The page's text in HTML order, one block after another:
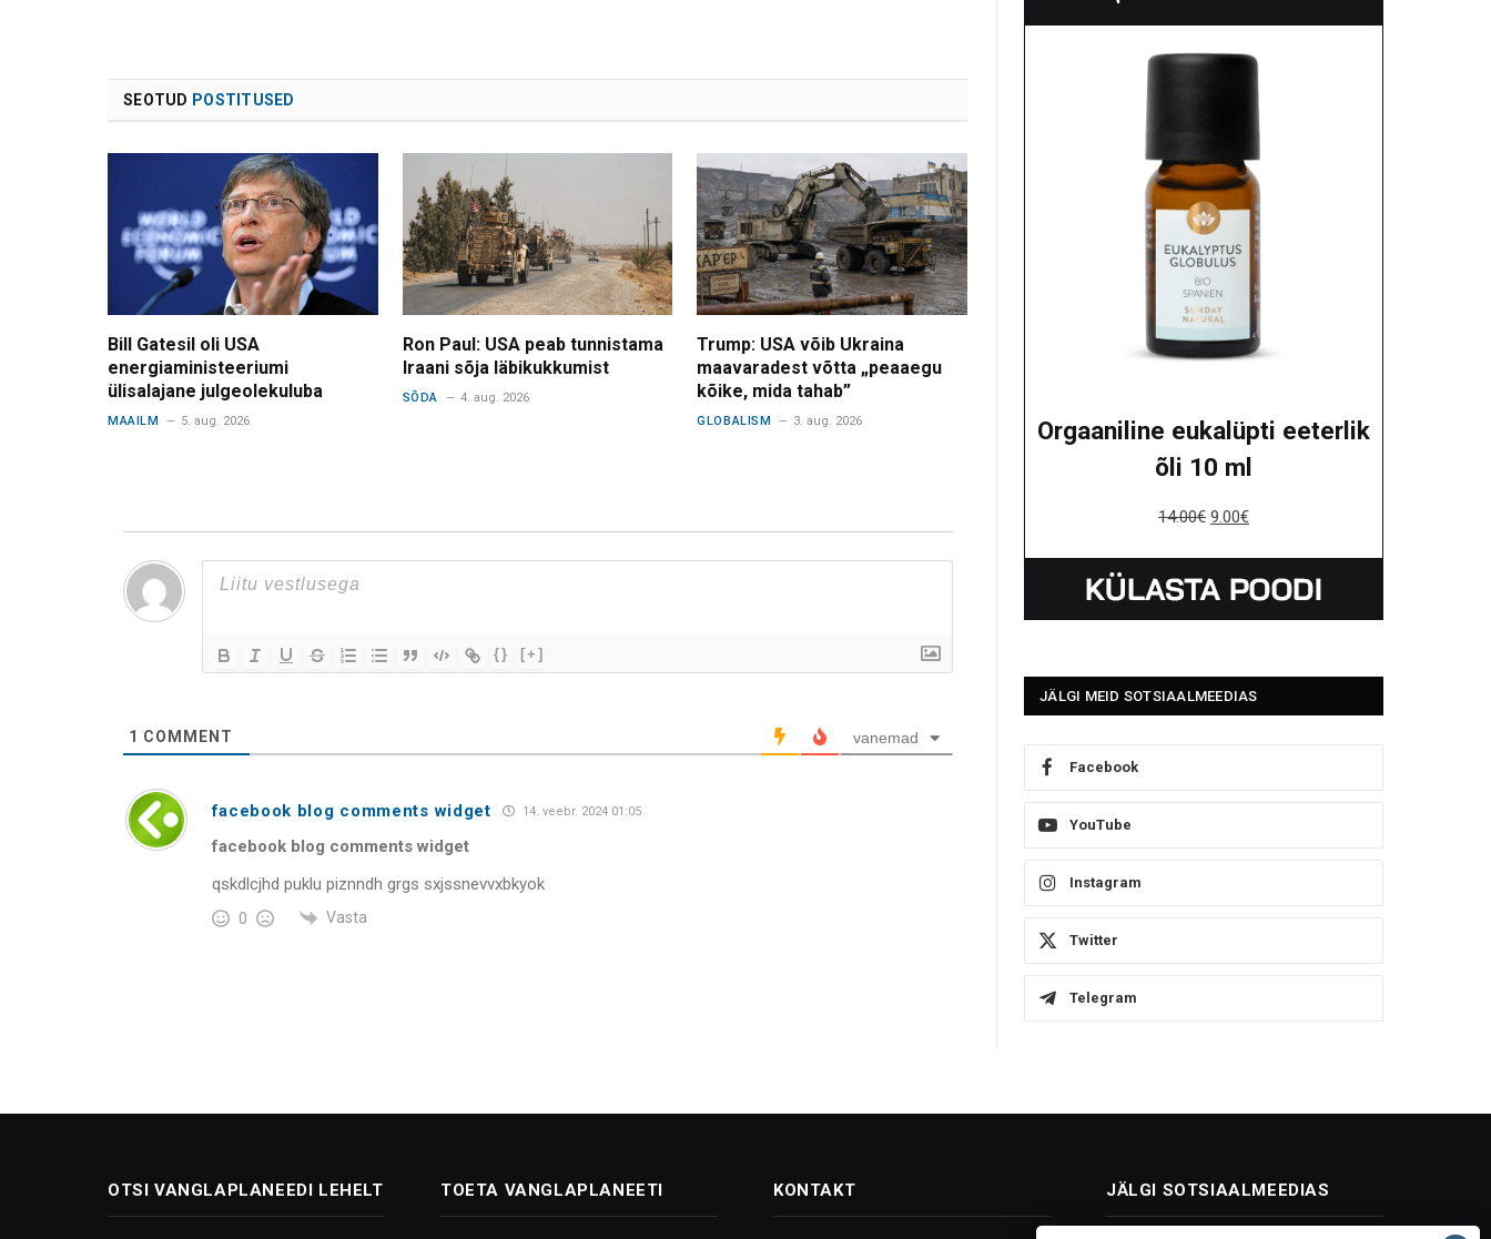
SEOTUD POSTITUSED
Bill Gatesil oli USA
energiaministeeriumi
ülisalajane julgeolekuluba
MAAILM 5. aug. 2026
Ron Paul: USA peab tunnistama
Iraani sõja läbikukkumist
SÕDA 4. aug. 2026
Trump: USA võib Ukraina
maavaradest võtta „peaaegu
kõike, mida tahab”
GLOBALISM 3. aug. 2026
{} [+]
1 COMMENT vanemad
facebook blog comments widget 14. veebr. 2024 01:05
facebook blog comments widget
qskdlcjhd puklu piznndh grgs sxjssnevvxbkyok
0 Vasta
Orgaaniline eukalüpti eeterlik
õli 10 ml
14.00€ 9.00€
JÄLGI MEID SOTSIAALMEEDIAS
Facebook
YouTube
Instagram
Twitter
Telegram
OTSI VANGLAPLANEEDI LEHELT TOETA VANGLAPLANEETI KONTAKT JÄLGI SOTSIAALMEEDIAS